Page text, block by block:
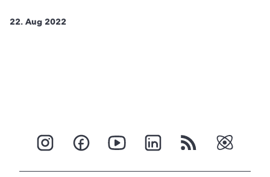
22. Aug 2022